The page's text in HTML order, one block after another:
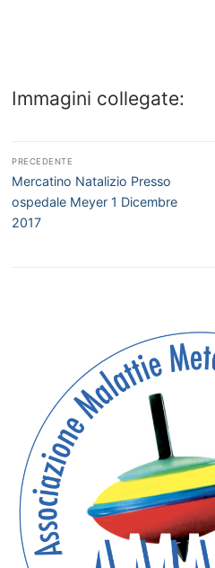
Immagini collegate:
articoli
PRECEDENTE
Articolo
precedente:
Mercatino Natalizio Presso
ospedale Meyer 1 Dicembre
2017